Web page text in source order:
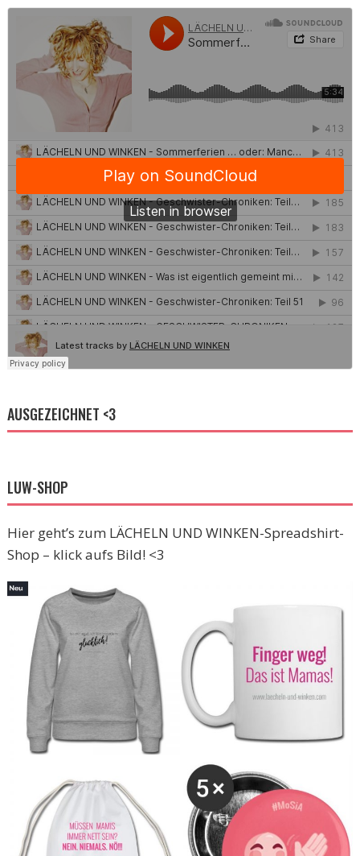
AUSGEZEICHNET <3
LUW-SHOP
Hier geht’s zum LÄCHELN UND WINKEN-Spreadshirt-
Shop – klick aufs Bild! <3